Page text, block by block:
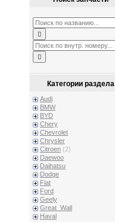
Категории раздела
Audi
BMW
BYD
Chery
Chevrolet
Chrysler
Citroen (2)
Daewoo
Daihatsu
Dodge
Fiat
Ford
Geely
Great_Wall
Haval